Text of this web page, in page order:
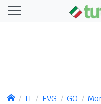
IT FVG GO